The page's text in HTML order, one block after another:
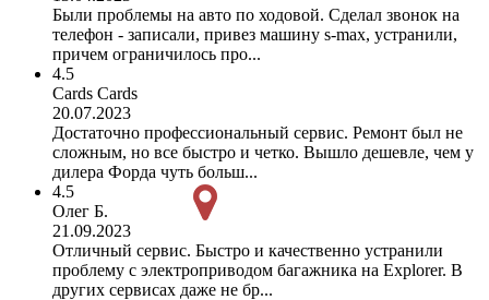
Были проблемы на авто по ходовой. Сделал звонок на
телефон - записали, привез машину s-max, устранили,
причем ограничилось про...
4.5
Cards Cards
20.07.2023
Достаточно профессиональный сервис. Ремонт был не
сложным, но все быстро и четко. Вышло дешевле, чем у
дилера Форда чуть больш...
4.5
Олег Б.
21.09.2023
Отличный сервис. Быстро и качественно устранили
проблему с электроприводом багажника на Explorer. В
других сервисах даже не бр...